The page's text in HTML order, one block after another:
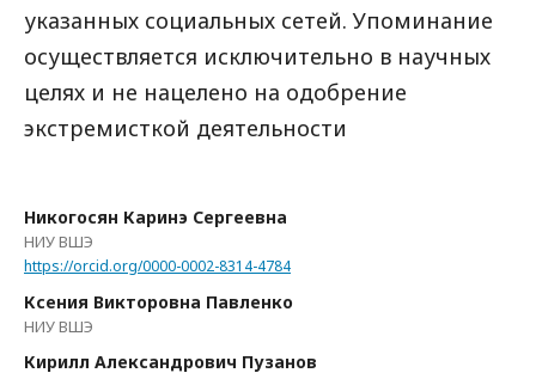
указанных социальных сетей. Упоминание
осуществляется исключительно в научных
целях и не нацелено на одобрение
экстремисткой деятельности
Никогосян Каринэ Сергеевна
НИУ ВШЭ
https://orcid.org/0000-0002-8314-4784
Ксения Викторовна Павленко
НИУ ВШЭ
Кирилл Александрович Пузанов